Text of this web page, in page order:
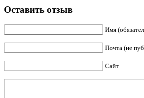
Оставить отзыв
Имя
Почта (не
Сайт